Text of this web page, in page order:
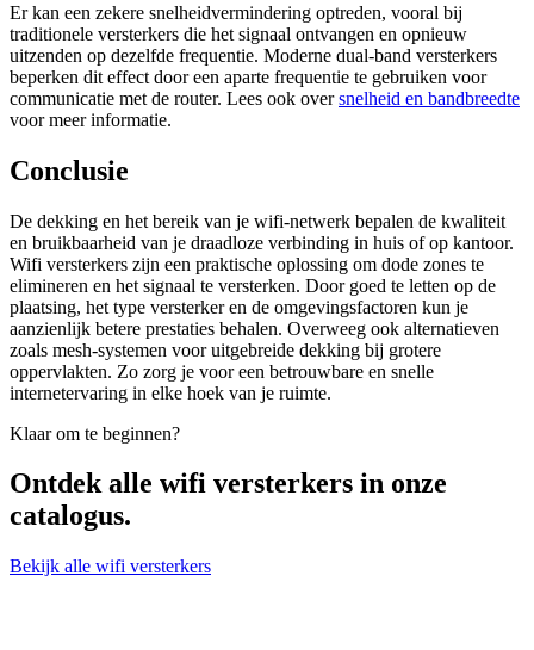
Er kan een zekere snelheidvermindering optreden, vooral bij
traditionele versterkers die het signaal ontvangen en opnieuw
uitzenden op dezelfde frequentie. Moderne dual-band versterkers
beperken dit effect door een aparte frequentie te gebruiken voor
communicatie met de router. Lees ook oversnelheid en bandbreedte
voor meer informatie.
Conclusie
De dekking en het bereik van je wifi-netwerk bepalen de kwaliteit
en bruikbaarheid van je draadloze verbinding in huis of op kantoor.
Wifi versterkers zijn een praktische oplossing om dode zones te
elimineren en het signaal te versterken. Door goed te letten op de
plaatsing, het type versterker en de omgevingsfactoren kun je
aanzienlijk betere prestaties behalen. Overweeg ook alternatieven
zoals mesh-systemen voor uitgebreide dekking bij grotere
oppervlakten. Zo zorg je voor een betrouwbare en snelle
internetervaring in elke hoek van je ruimte.
Klaar om te beginnen?
Ontdek alle wifi versterkers in onze
catalogus.
Bekijk alle wifi versterkers